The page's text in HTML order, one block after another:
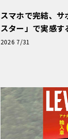
スマホで完結、
スター」で実感す
【第1回・ヒョン
2026 7/31